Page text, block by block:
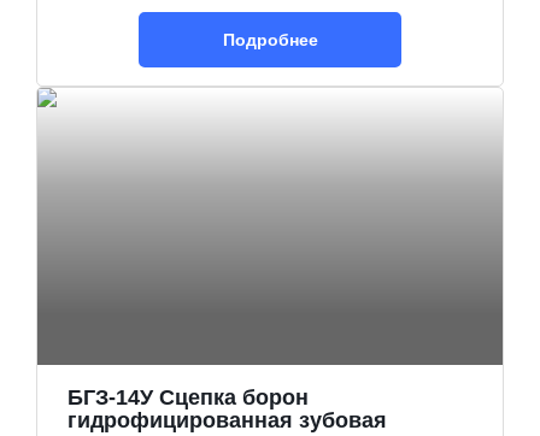
Подробнее
БГЗ-14У Сцепка борон
гидрофицированная зубовая